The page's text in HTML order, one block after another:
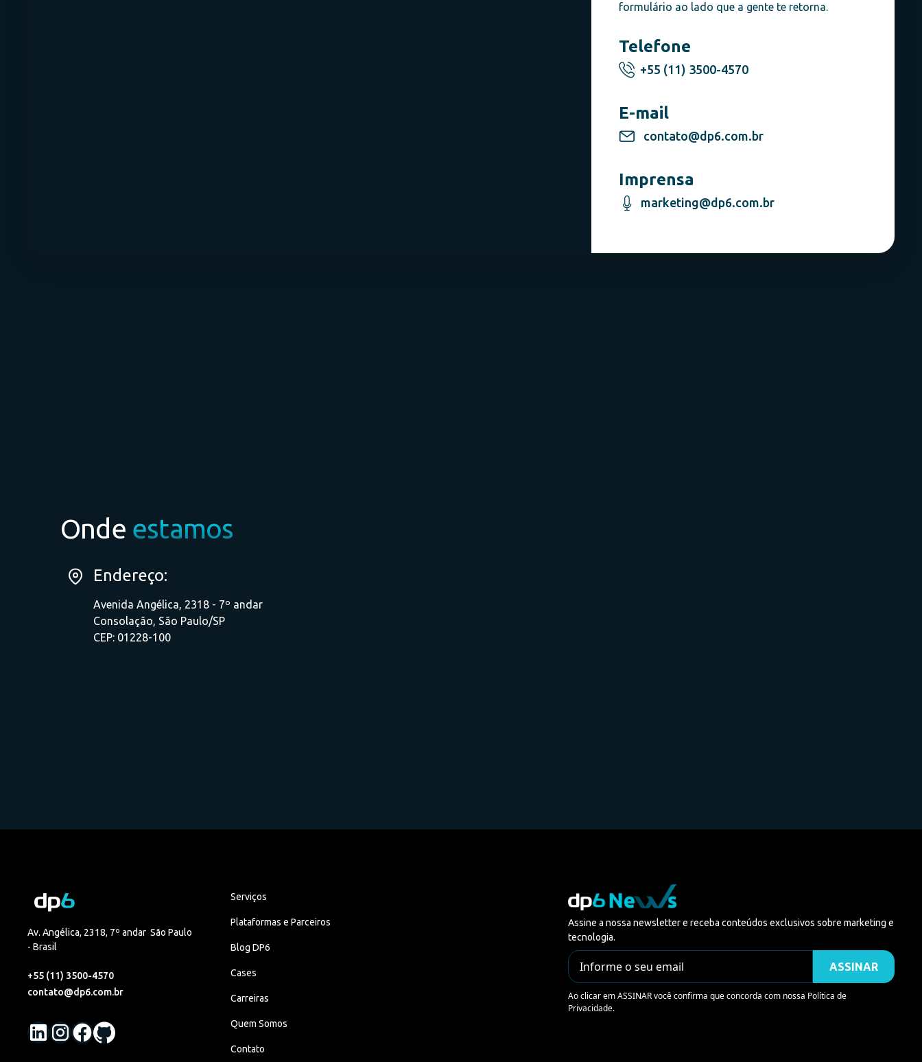
formulário ao lado que a gente te retorna.
Telefone
+55 (11) 3500-4570
E-mail
contato@dp6.com.br
Imprensa
marketing@dp6.com.br
Onde estamos
Endereço:
Avenida Angélica, 2318 - 7º andar
Consolação, São Paulo/SP
CEP: 01228-100
Av. Angélica, 2318, 7º andar São Paulo
- Brasil
+55 (11) 3500-4570
contato@dp6.com.br
Serviços
Plataformas e Parceiros
Blog DP6
Cases
Carreiras
Quem Somos
Contato
Assine a nossa newsletter e receba conteúdos exclusivos sobre marketing e
tecnologia.
Ao clicar em ASSINAR você confirma que concorda com nossa Política de
Privacidade.